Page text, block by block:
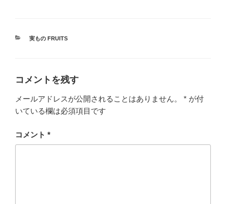
カ
実もの FRUITS
コメントを残す
メールアドレスが公開されることはありません。 * が付
いている欄は必須項目です
コメント *